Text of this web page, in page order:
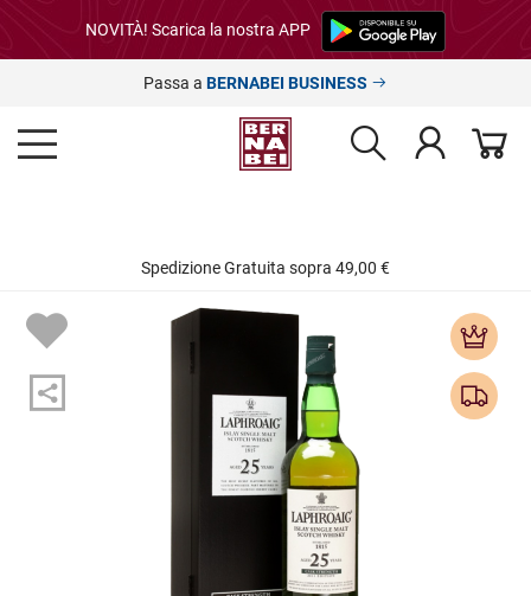
NOVITÀ! Scarica la nostra APP
Passa a BERNABEI BUSINESS
Spedizione Gratuita sopra 49,00 €